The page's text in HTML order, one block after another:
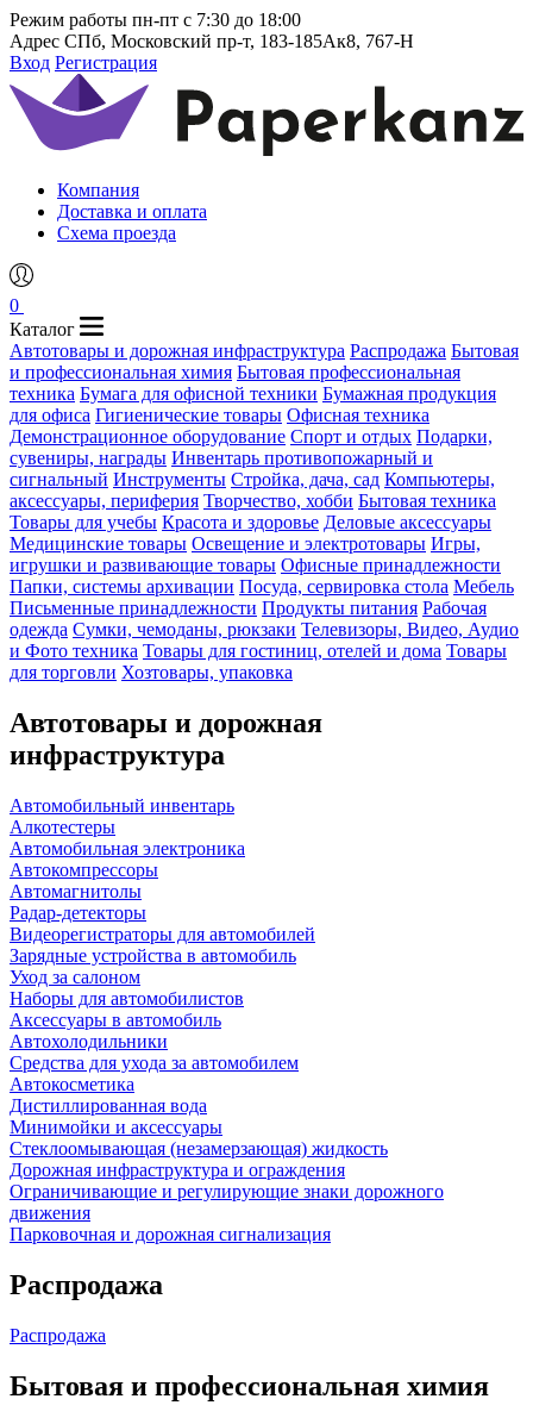
Режим работы пн-пт с 7:30 до 18:00
Адрес СПб, Московский пр-т, 183-185Ак8, 767-Н
Вход Регистрация
Компания
Доставка и оплата
Схема проезда
0
Каталог
Автотовары и дорожная инфраструктура Распродажа Бытовая
и профессиональная химия Бытовая профессиональная
техника Бумага для офисной техники Бумажная продукция
для офиса Гигиенические товары Офисная техника
Демонстрационное оборудование Спорт и отдых Подарки,
сувениры, награды Инвентарь противопожарный и
сигнальный Инструменты Стройка, дача, сад Компьютеры,
аксессуары, периферия Творчество, хобби Бытовая техника
Товары для учебы Красота и здоровье Деловые аксессуары
Медицинские товары Освещение и электротовары Игры,
игрушки и развивающие товары Офисные принадлежности
Папки, системы архивации Посуда, сервировка стола Мебель
Письменные принадлежности Продукты питания Рабочая
одежда Сумки, чемоданы, рюкзаки Телевизоры, Видео, Аудио
и Фото техника Товары для гостиниц, отелей и дома Товары
для торговли Хозтовары, упаковка
Автотовары и дорожная
инфраструктура
Автомобильный инвентарь
Алкотестеры
Автомобильная электроника
Автокомпрессоры
Автомагнитолы
Радар-детекторы
Видеорегистраторы для автомобилей
Зарядные устройства в автомобиль
Уход за салоном
Наборы для автомобилистов
Аксессуары в автомобиль
Автохолодильники
Средства для ухода за автомобилем
Автокосметика
Дистиллированная вода
Минимойки и аксессуары
Стеклоомывающая (незамерзающая) жидкость
Дорожная инфраструктура и ограждения
Ограничивающие и регулирующие знаки дорожного
движения
Парковочная и дорожная сигнализация
Распродажа
Распродажа
Бытовая и профессиональная химия